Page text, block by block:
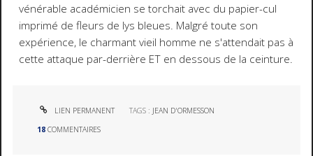
vénérable académicien se torchait avec du papier-cul
imprimé de fleurs de lys bleues. Malgré toute son
expérience, le charmant vieil homme ne s'attendait pas à
cette attaque par-derrière ET en dessous de la ceinture.
LIEN PERMANENT TAGS : JEAN D'ORMESSON
18 COMMENTAIRES